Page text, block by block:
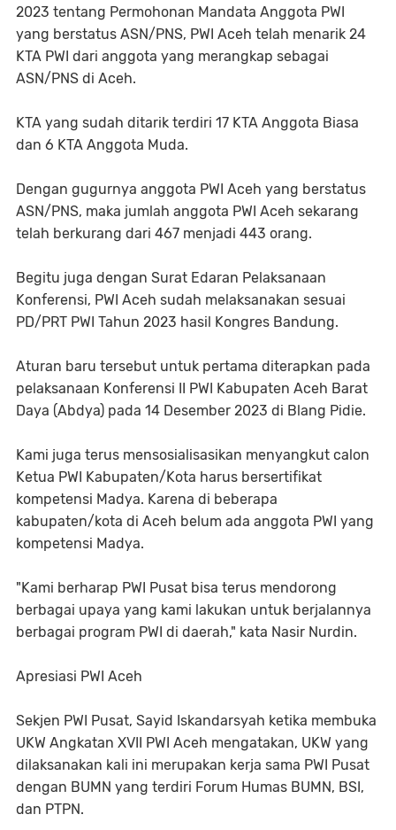
2023 tentang Permohonan Mandata Anggota PWI
yang berstatus ASN/PNS, PWI Aceh telah menarik 24
KTA PWI dari anggota yang merangkap sebagai
ASN/PNS di Aceh.
KTA yang sudah ditarik terdiri 17 KTA Anggota Biasa
dan 6 KTA Anggota Muda.
Dengan gugurnya anggota PWI Aceh yang berstatus
ASN/PNS, maka jumlah anggota PWI Aceh sekarang
telah berkurang dari 467 menjadi 443 orang.
Begitu juga dengan Surat Edaran Pelaksanaan
Konferensi, PWI Aceh sudah melaksanakan sesuai
PD/PRT PWI Tahun 2023 hasil Kongres Bandung.
Aturan baru tersebut untuk pertama diterapkan pada
pelaksanaan Konferensi II PWI Kabupaten Aceh Barat
Daya (Abdya) pada 14 Desember 2023 di Blang Pidie.
Kami juga terus mensosialisasikan menyangkut calon
Ketua PWI Kabupaten/Kota harus bersertifikat
kompetensi Madya. Karena di beberapa
kabupaten/kota di Aceh belum ada anggota PWI yang
kompetensi Madya.
"Kami berharap PWI Pusat bisa terus mendorong
berbagai upaya yang kami lakukan untuk berjalannya
berbagai program PWI di daerah," kata Nasir Nurdin.
Apresiasi PWI Aceh
Sekjen PWI Pusat, Sayid Iskandarsyah ketika membuka
UKW Angkatan XVII PWI Aceh mengatakan, UKW yang
dilaksanakan kali ini merupakan kerja sama PWI Pusat
dengan BUMN yang terdiri Forum Humas BUMN, BSI,
dan PTPN.